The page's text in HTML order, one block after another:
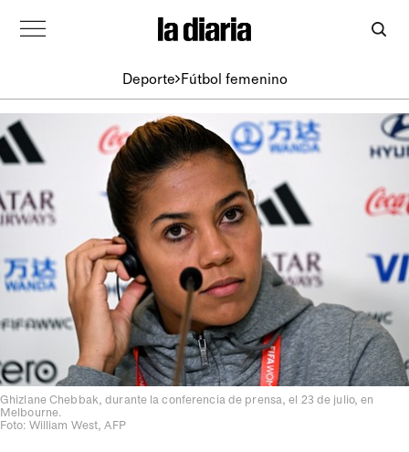
Deporte Fútbol femenino
Ghizlane Chebbak, durante la conferencia de prensa, el 23 de julio, en
Melbourne.
Foto: William West, AFP